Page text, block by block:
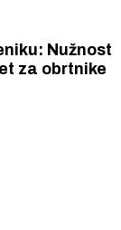
Nužnost
teret za obrtnike